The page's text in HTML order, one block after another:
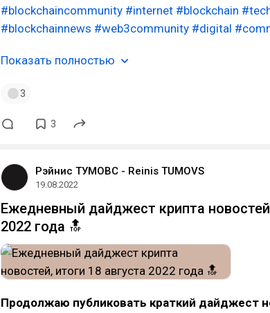
#blockchaincommunity #internet #blockchain
#blockchainnews #web3community #digital
Показать полностью
3
3
Рэйнис ТУМОВС - Reinis TUMOVS
19.08.2022
Ежедневный дайджест крипта
2022 года 🔝
Продолжаю публиковать краткий дайджест